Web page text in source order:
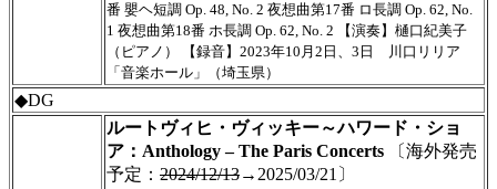
番 嬰ヘ短調 Op. 48, No. 2 夜想曲第17番 ロ長調 Op. 62, No.
1 夜想曲第18番 ホ長調 Op. 62, No. 2 【演奏】樋口紀美子
（ピアノ） 【録音】2023年10月2日、3日 川口リリア
「音楽ホール」（埼玉県）
◆DG
ルートヴィヒ・ヴィッキー～ハワード・ショ
ア：Anthology – The Paris Concerts
〔海外発売
予定： 2024/12/13→2025/03/21〕